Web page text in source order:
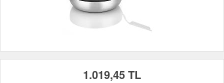
1.019,45 TL